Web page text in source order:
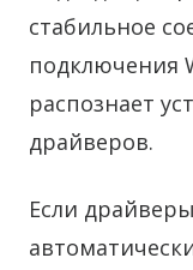
стабильное
подключения
распознает
драйверов.
Если